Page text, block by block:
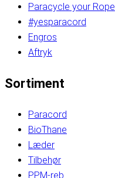
Paracycle your Rope
#yesparacord
Engros
Aftryk
Sortiment
Paracord
BioThane
Læder
Tilbehør
PPM-reb